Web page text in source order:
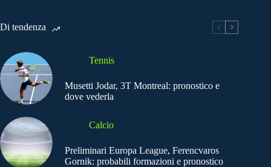
Di tendenza
Tennis
Musetti Jodar, 3T Montreal: pronostico e
dove vederla
Calcio
Preliminari Europa League, Ferencvaros
Gornik: probabili formazioni e pronostico